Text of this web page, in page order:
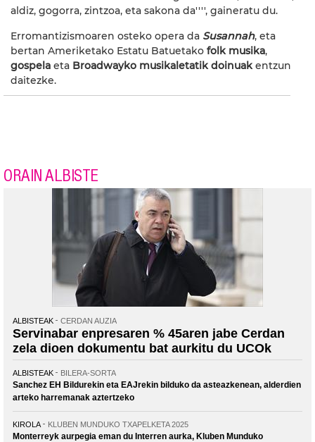
aldiz, gogorra, zintzoa, eta sakona da'''', gaineratu du.
Erromantizismoaren osteko opera da Susannah, eta
bertan Ameriketako Estatu Batuetako folk musika,
gospela eta Broadwayko musikaletatik doinuakentzun
daitezke.
ORAIN ALBISTE
ALBISTEAK CERDAN AUZIA
Servinabar enpresaren % 45aren jabe Cerdan
zela dioen dokumentu bat aurkitu du UCOk
ALBISTEAK BILERA-SORTA
Sanchez EH Bildurekin eta EAJrekin bilduko da asteazkenean, alderdien
arteko harremanak aztertzeko
KIROLA KLUBEN MUNDUKO TXAPELKETA 2025
Monterreyk aurpegia eman du Interren aurka, Kluben Munduko